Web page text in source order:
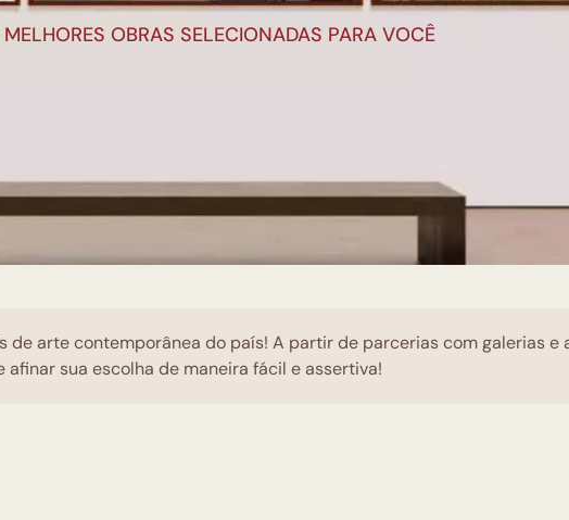
OBRAS SELECIONADAS PARA VOCÊ
arte contemporânea do país! A partir de parcerias com galerias
sua escolha de maneira fácil e assertiva!